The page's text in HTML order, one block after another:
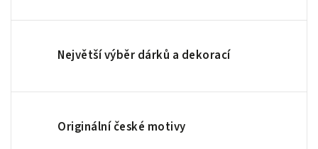
Největší výběr dárků a dekorací
Originální české motivy